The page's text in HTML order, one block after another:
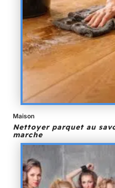
Maison
Nettoyer parquet au
marche